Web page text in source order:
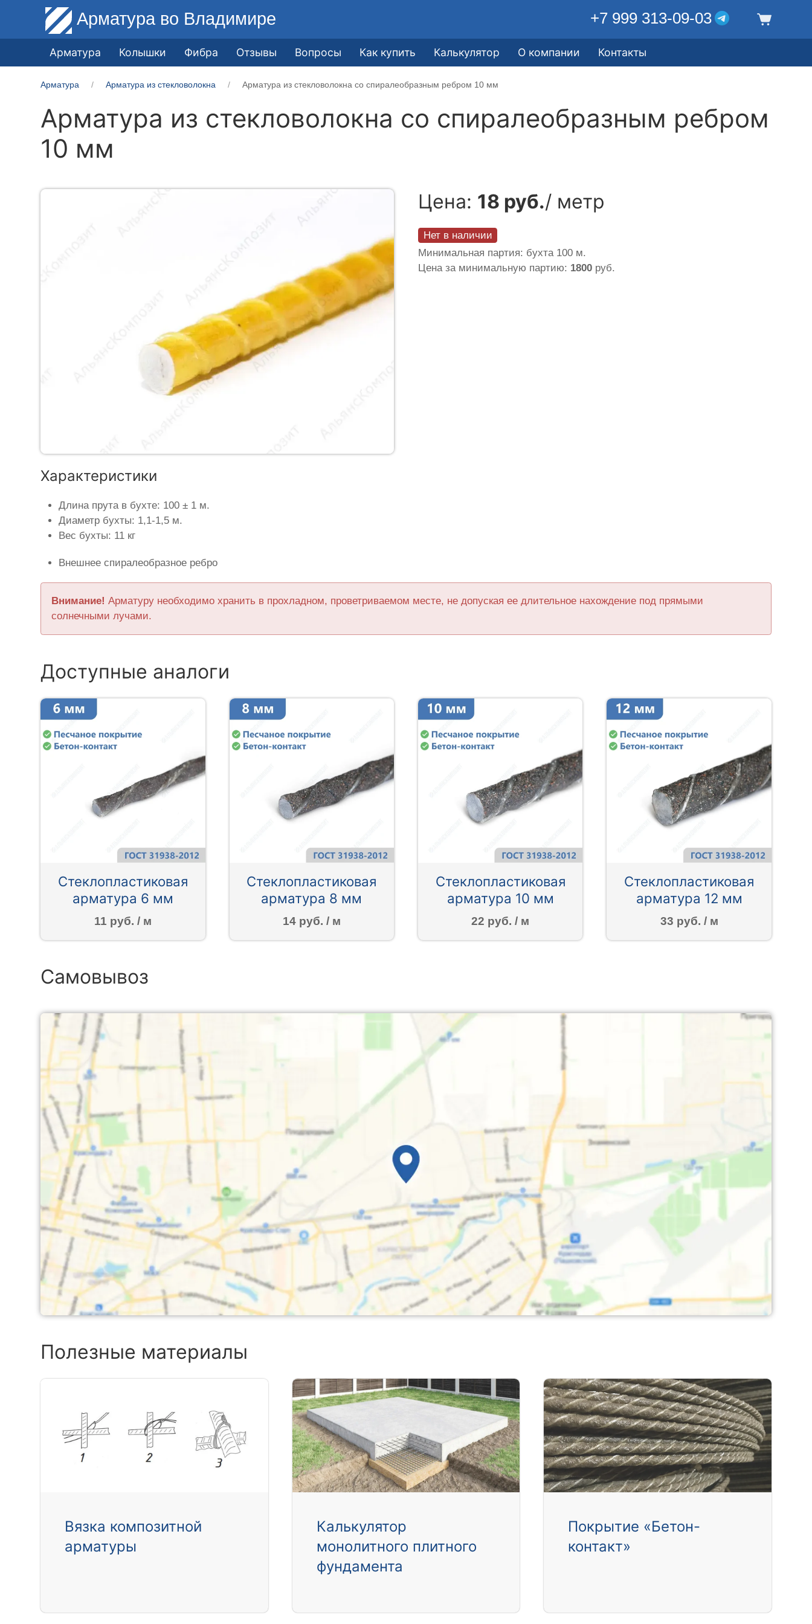
Арматура во Владимире +7 999 313-09-03
Арматура Колышки Фибра Отзывы Вопросы Как купить Калькулятор О компании Контакты
Арматура Арматура из стекловолокна Арматура из стекловолокна со спиралеобразным ребром 10 мм
Арматура из стекловолокна со спиралеобразным ребром
10 мм
Цена: 18 руб./ метр
Нет в наличии
Минимальная партия: бухта 100 м.
Цена за минимальную партию: 1800 руб.
Характеристики
Длина прута в бухте: 100 ± 1 м.
Диаметр бухты: 1,1-1,5 м.
Вес бухты: 11 кг
Внешнее спиралеобразное ребро
Внимание! Арматуру необходимо хранить в прохладном, проветриваемом месте, не допуская ее длительное нахождение под прямыми
солнечными лучами.
Доступные аналоги
Стеклопластиковая
арматура 6 мм
11 руб. / м
Стеклопластиковая
арматура 8 мм
14 руб. / м
Стеклопластиковая
арматура 10 мм
22 руб. / м
Стеклопластиковая
арматура 12 мм
33 руб. / м
Самовывоз
Полезные материалы
Вязка композитной
арматуры
Калькулятор
монолитного плитного
фундамента
Покрытие «Бетон-
контакт»